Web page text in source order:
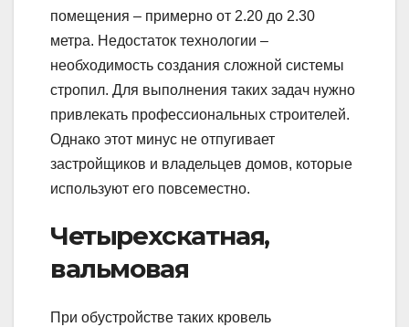
помещения – примерно от 2.20 до 2.30
метра. Недостаток технологии –
необходимость создания сложной системы
стропил. Для выполнения таких задач нужно
привлекать профессиональных строителей.
Однако этот минус не отпугивает
застройщиков и владельцев домов, которые
используют его повсеместно.
Четырехскатная,
вальмовая
При обустройстве таких кровель